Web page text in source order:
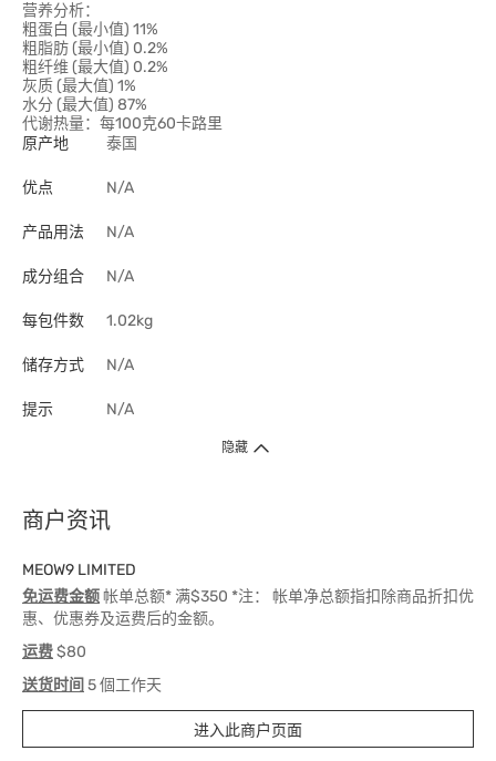
营养分析：
粗蛋白 (最小值) 11%
粗脂肪 (最小值) 0.2%
粗纤维 (最大值) 0.2%
灰质 (最大值) 1%
水分 (最大值) 87%
代谢热量：每100克60卡路里
原产地
泰国
优点 N/A
产品用法 N/A
成分组合 N/A
每包件数 1.02kg
储存方式 N/A
提示 N/A
隐藏
商户资讯
MEOW9 LIMITED
免运费金额帐单总额* 满$350 *注： 帐单净总额指扣除商品折扣优
惠、优惠券及运费后的金额。
运费$80
送货时间 5 個工作天
进入此商户页面